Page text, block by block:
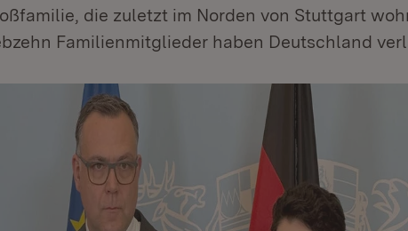
die zuletzt im Norden von Stuttgart
Familienmitglieder haben Deutschland